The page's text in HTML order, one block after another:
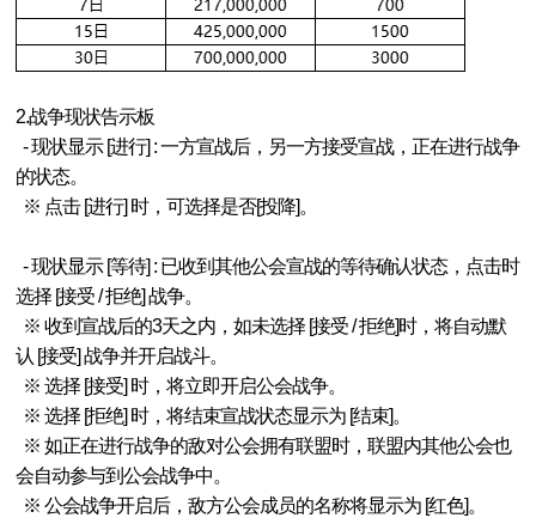
2.战争现状告示板
- 现状显示 [进行] : 一方宣战后，另一方接受宣战，正在进行战争
的状态。
※ 点击 [进行] 时，可选择是否[投降]。
- 现状显示 [等待] : 已收到其他公会宣战的等待确认状态，点击时
选择 [接受 / 拒绝] 战争。
※ 收到宣战后的3天之内，如未选择 [接受 / 拒绝]时，将自动默
认 [接受] 战争并开启战斗。
※ 选择 [接受] 时，将立即开启公会战争。
※ 选择 [拒绝] 时，将结束宣战状态显示为 [结束]。
※ 如正在进行战争的敌对公会拥有联盟时，联盟内其他公会也
会自动参与到公会战争中。
※ 公会战争开启后，敌方公会成员的名称将显示为 [红色]。